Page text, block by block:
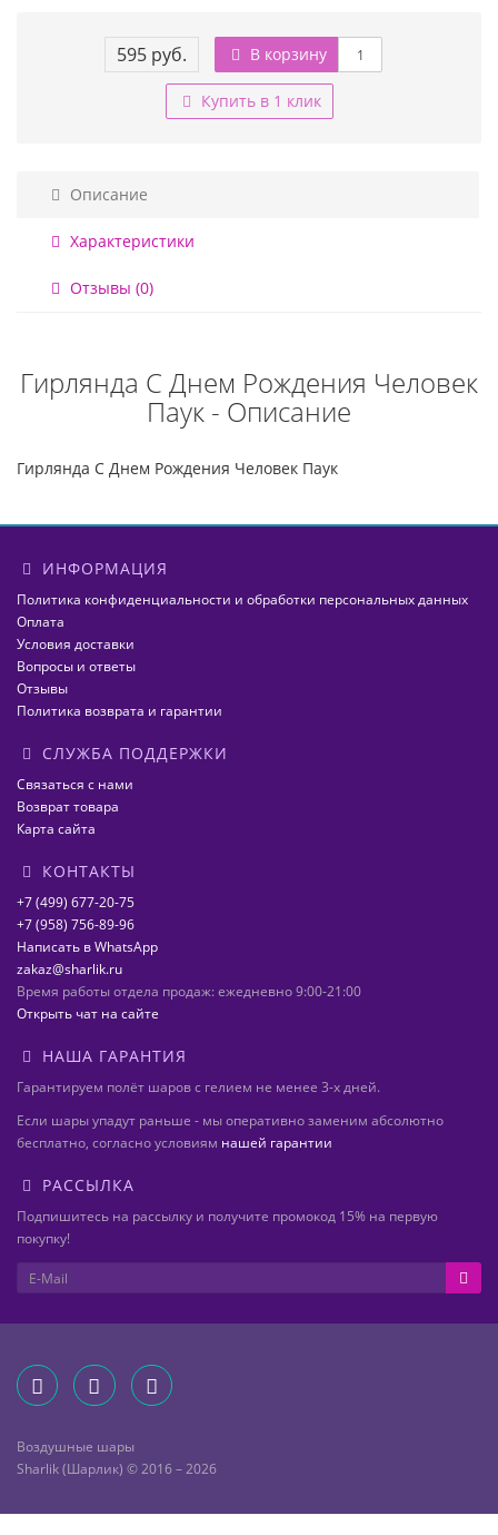
595 руб. В корзину
Купить в 1 клик
Описание
Характеристики
Отзывы (0)
Гирлянда С Днем Рождения Человек
Паук - Описание
Гирлянда С Днем Рождения Человек Паук
ИНФОРМАЦИЯ
Политика конфиденциальности и обработки персональных данных
Оплата
Условия доставки
Вопросы и ответы
Отзывы
Политика возврата и гарантии
СЛУЖБА ПОДДЕРЖКИ
Связаться с нами
Возврат товара
Карта сайта
КОНТАКТЫ
+7 (499) 677-20-75
+7 (958) 756-89-96
Написать в WhatsApp
zakaz@sharlik.ru
Время работы отдела продаж: ежедневно 9:00-21:00
Открыть чат на сайте
НАША ГАРАНТИЯ
Гарантируем полёт шаров с гелием не менее 3-х дней.
Если шары упадут раньше - мы оперативно заменим абсолютно
бесплатно, согласно условиям нашей гарантии
РАССЫЛКА
Подпишитесь на рассылку и получите промокод 15% на первую
покупку!
Воздушные шары
Sharlik (Шарлик) © 2016 – 2026